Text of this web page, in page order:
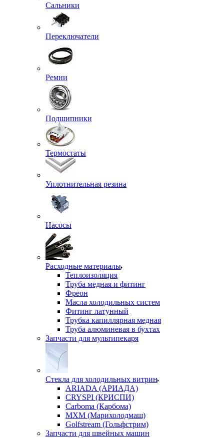
Сальники
Переключатели
Ремни
Подшипники
Термостаты
Уплотнительная резина
Насосы
Расходные материалы
Теплоизоляция
Труба медная и фитинг
Фреон
Масла холодильных систем
Фитинг латунный
Трубка капиллярная медная
Труба алюминевая в бухтах
Запчасти для мультипекаря
Стекла для холодильных витрин
ARIADA (АРИАДА)
CRYSPI (КРИСПИ)
Carboma (Карбома)
MXM (Марихолодмаш)
Golfstream (Гольфстрим)
Запчасти для швейных машин